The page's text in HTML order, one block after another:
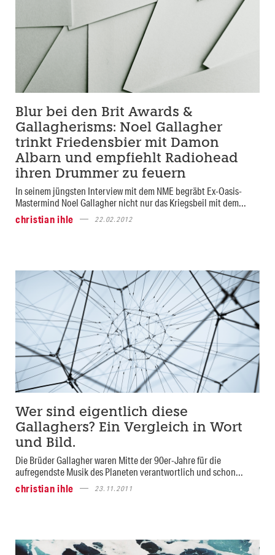
Blur bei den Brit Awards &
Gallagherisms: Noel Gallagher
trinkt Friedensbier mit Damon
Albarn und empfiehlt Radiohead
ihren Drummer zu feuern
In seinem jüngsten Interview mit dem NME begräbt Ex-Oasis-
Mastermind Noel Gallagher nicht nur das Kriegsbeil mit dem...
christian ihle
22.02.2012
Wer sind eigentlich diese
Gallaghers? Ein Vergleich in Wort
und Bild.
Die Brüder Gallagher waren Mitte der 90er-Jahre für die
aufregendste Musik des Planeten verantwortlich und schon...
christian ihle
23.11.2011